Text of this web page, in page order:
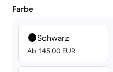
Farbe
Schwarz
Ab: 145.00 EUR